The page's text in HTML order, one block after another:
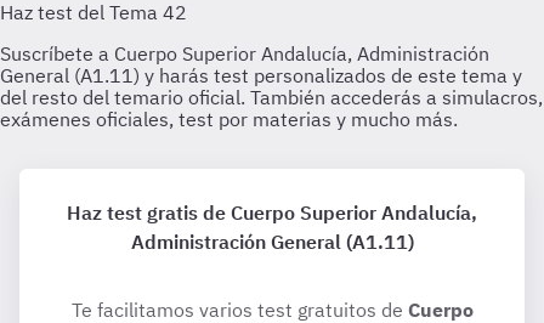
Haz test gratis de Cuerpo Superior Andalucía,
Administración General (A1.11)
Te facilitamos varios test gratuitos de Cuerpo